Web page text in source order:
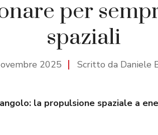
per
spaziali
2025 Scritto da Daniele
la propulsione spaziale a